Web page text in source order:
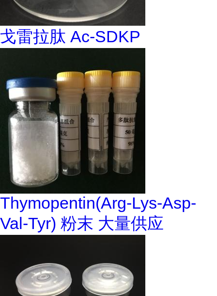
戈雷拉肽 Ac-SDKP
Thymopentin(Arg-Lys-Asp-
Val-Tyr) 粉末 大量供应